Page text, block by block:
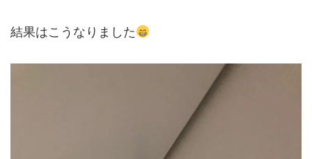
結果はこうなりました